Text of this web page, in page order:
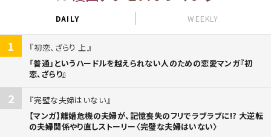
DAILY WEEKLY
1
初恋、ざらり 上
「普通」というハードルを越えられない人のための恋愛マンガ『初
恋、ざらり』
2
完璧な夫婦はいない
【マンガ】離婚危機の夫婦が、記憶喪失のフリでラブラブに!? 大逆転
の夫婦関係やり直しストーリー〈完璧な夫婦はいない〉